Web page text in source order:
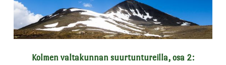
Kolmen valtakunnan suurtuntureilla, osa 2: